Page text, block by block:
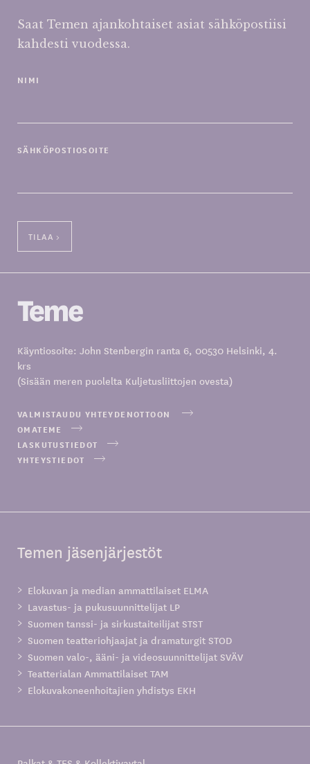
Saat Temen ajankohtaiset asiat sähköpostiisi
kahdesti vuodessa.
NIMI
SÄHKÖPOSTIOSOITE
Käyntiosoite: John Stenbergin ranta 6, 00530 Helsinki, 4.
krs
(Sisään meren puolelta Kuljetusliittojen ovesta)
VALMISTAUDU YHTEYDENOTTOON
OMATEME
LASKUTUSTIEDOT
YHTEYSTIEDOT
Temen jäsenjärjestöt
Elokuvan ja median ammattilaiset ELMA
Lavastus- ja pukusuunnittelijat LP
Suomen tanssi- ja sirkustaiteilijat STST
Suomen teatteriohjaajat ja dramaturgit STOD
Suomen valo-, ääni- ja videosuunnittelijat SVÄV
Teatterialan Ammattilaiset TAM
Elokuvakoneenhoitajien yhdistys EKH